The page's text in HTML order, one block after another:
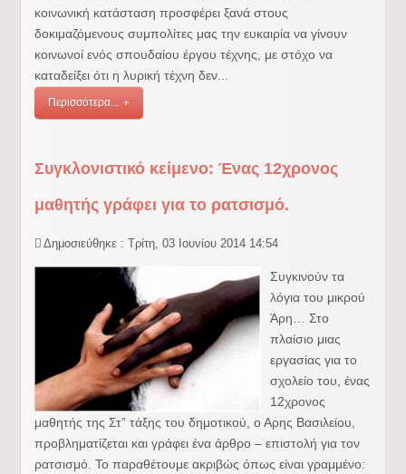
κοινωνική κατάσταση προσφέρει ξανά στους
δοκιμαζόμενους συμπολίτες μας την ευκαιρία να γίνουν
κοινωνοί ενός σπουδαίου έργου τέχνης, με στόχο να
καταδείξει ότι η λυρική τέχνη δεν...
Περισσότερα...
Συγκλονιστικό κείμενο: Ένας 12χρονος
μαθητής γράφει για το ρατσισμό.
Δημοσιεύθηκε : Τρίτη, 03 Ιουνίου 2014 14:54
Συγκινούν τα
λόγια του μικρού
Άρη… Στο
πλαίσιο μιας
εργασίας για το
σχολείο του, ένας
12χρονος
μαθητής της Στ” τάξης του δημοτικού, ο Αρης Βασιλείου,
προβληματίζεται και γράφει ένα άρθρο – επιστολή για τον
ρατσισμό. Το παραθέτουμε ακριβώς όπως είναι γραμμένο: